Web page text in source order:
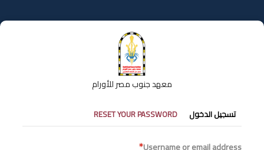
إلى
المحتوى
معهد جنوب مصر للأورام
التبويبات
الأساسية
تسجيل الدخول RESET YOUR PASSWORD